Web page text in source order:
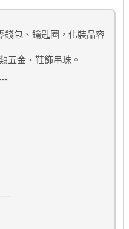
錢包、鑰匙圈，化裝品容
五金、鞋飾串珠。